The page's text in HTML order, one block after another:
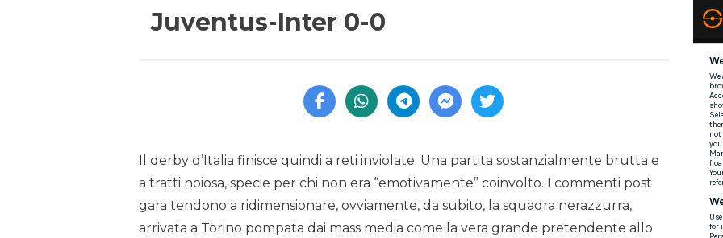
Juventus-Inter 0-0
Il derby d’Italia finisce quindi a reti inviolate. Una partita sostanzialmente brutta e
a tratti noiosa, specie per chi non era “emotivamente” coinvolto. I commenti post
gara tendono a ridimensionare, ovviamente, da subito, la squadra nerazzurra,
arrivata a Torino pompata dai mass media come la vera grande pretendente allo